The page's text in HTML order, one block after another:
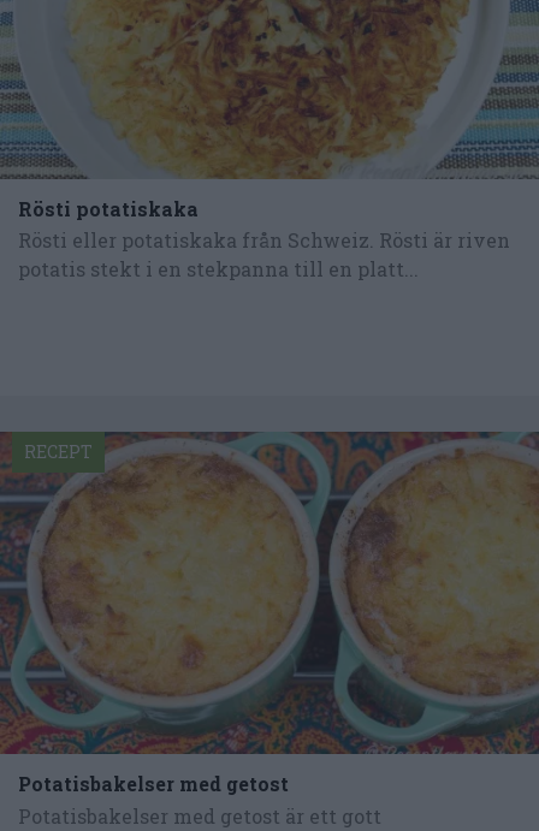
Rösti potatiskaka
Rösti eller potatiskaka från Schweiz. Rösti är riven
potatis stekt i en stekpanna till en platt...
Potatisbakelser med getost
Potatisbakelser med getost är ett gott
RECEPT